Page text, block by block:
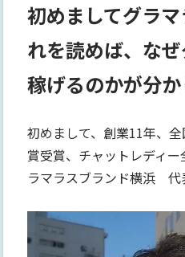
初めましてグラ
れを読めば、な
稼げるのかが分か
初めまして、創業11年、
賞受賞、チャットレディ
ラマラスブランド横浜 代